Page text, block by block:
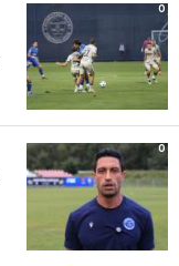
0
0